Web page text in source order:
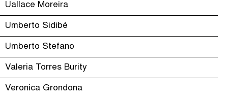
Uallace Moreira
Umberto Sidibé
Umberto Stefano
Valeria Torres Burity
Veronica Grondona